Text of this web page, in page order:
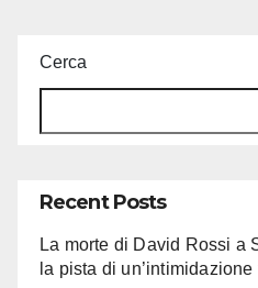
Cerca
Recent Posts
La morte di David Rossi a
la pista di